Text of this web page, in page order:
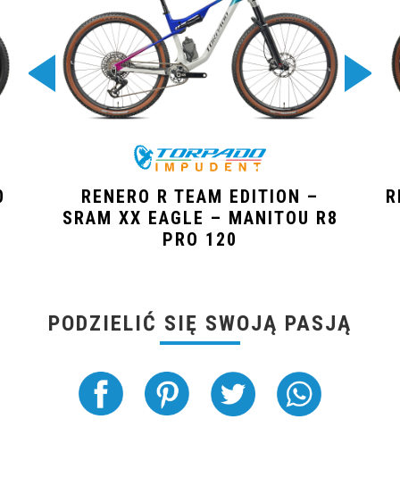
RENERO R TEAM EDITION –
SRAM XX EAGLE – MANITOU R8
PRO 120
PODZIELIĆ SIĘ SWOJĄ PASJĄ